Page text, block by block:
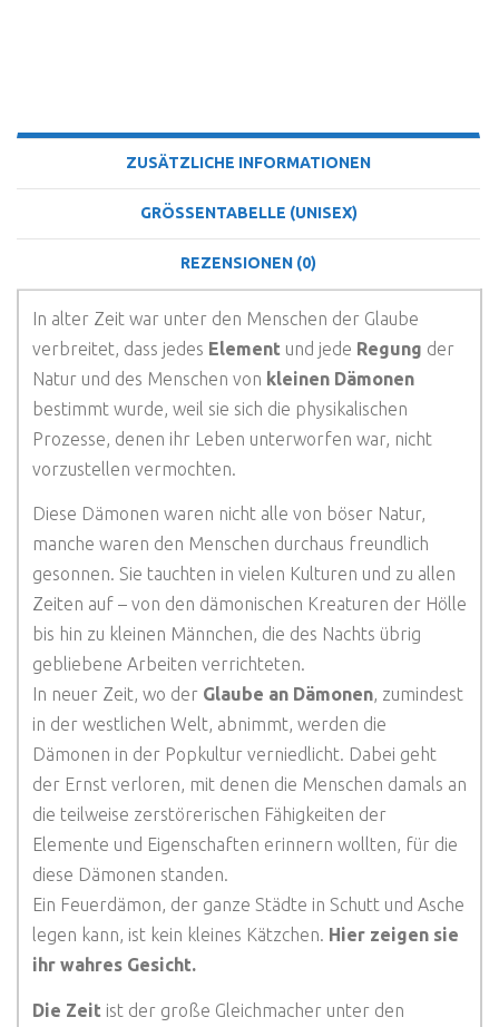
ZUSÄTZLICHE INFORMATIONEN
GRÖSSENTABELLE (UNISEX)
REZENSIONEN (0)
In alter Zeit war unter den Menschen der Glaube
verbreitet, dass jedes Element und jede Regung der
Natur und des Menschen von kleinen Dämonen
bestimmt wurde, weil sie sich die physikalischen
Prozesse, denen ihr Leben unterworfen war, nicht
vorzustellen vermochten.
Diese Dämonen waren nicht alle von böser Natur,
manche waren den Menschen durchaus freundlich
gesonnen. Sie tauchten in vielen Kulturen und zu allen
Zeiten auf – von den dämonischen Kreaturen der Hölle
bis hin zu kleinen Männchen, die des Nachts übrig
gebliebene Arbeiten verrichteten.
In neuer Zeit, wo der Glaube an Dämonen, zumindest
in der westlichen Welt, abnimmt, werden die
Dämonen in der Popkultur verniedlicht. Dabei geht
der Ernst verloren, mit denen die Menschen damals an
die teilweise zerstörerischen Fähigkeiten der
Elemente und Eigenschaften erinnern wollten, für die
diese Dämonen standen.
Ein Feuerdämon, der ganze Städte in Schutt und Asche
legen kann, ist kein kleines Kätzchen. Hier zeigen sie
ihr wahres Gesicht.
Die Zeit ist der große Gleichmacher unter den